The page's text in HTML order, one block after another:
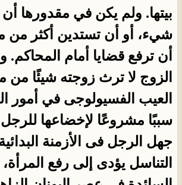
بيتها. ولم يكن في مقدورها
شيء، أو أن تستدين أكثر من
أن ترفع قضايا أمام المحاكم.
الزوج لا ترث زوجته شيئًا من
العيب الفسيولوجى في أمور
سببًا مشروعًا لإخضاعها للرجل.
جهل الرجل فى الأزمنة
التناسل يؤدى إلى رفع